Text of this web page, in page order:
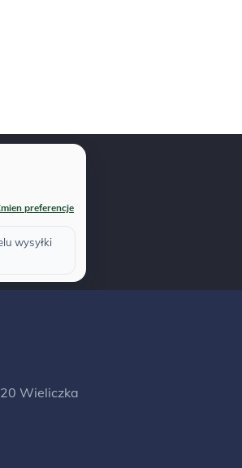
preferencje
wysyłki
Wieliczka